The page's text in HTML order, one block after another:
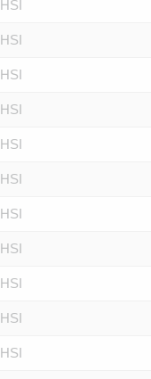
HSI
HSI
HSI
HSI
HSI
HSI
HSI
HSI
HSI
HSI
HSI